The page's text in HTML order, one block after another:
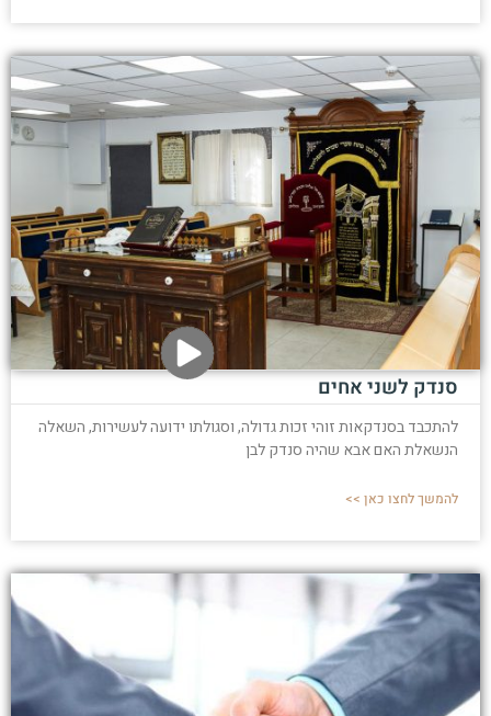
סנדק לשני אחים
להתכבד בסנדקאות זוהי זכות גדולה, וסגולתו ידועה לעשירות, השאלה
הנשאלת האם אבא שהיה סנדק לבן
להמשך לחצו כאן >>